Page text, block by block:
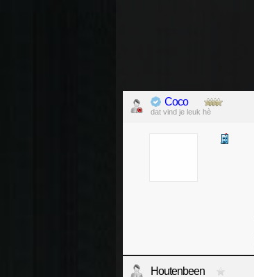
Coco
dat vind je leuk hè
Houtenbeen